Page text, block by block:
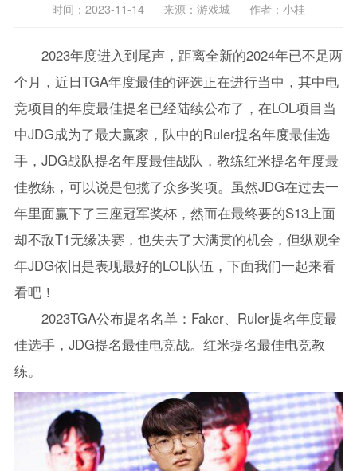
时间：2023-11-14 来源：游戏城 作者：小桂
2023年度进入到尾声，距离全新的2024年已不足两
个月，近日TGA年度最佳的评选正在进行当中，其中电
竞项目的年度最佳提名已经陆续公布了，在LOL项目当
中JDG成为了最大赢家，队中的Ruler提名年度最佳选
手，JDG战队提名年度最佳战队，教练红米提名年度最
佳教练，可以说是包揽了众多奖项。虽然JDG在过去一
年里面赢下了三座冠军奖杯，然而在最终要的S13上面
却不敌T1无缘决赛，也失去了大满贯的机会，但纵观全
年JDG依旧是表现最好的LOL队伍，下面我们一起来看
看吧！
2023TGA公布提名名单：Faker、Ruler提名年度最
佳选手，JDG提名最佳电竞战。红米提名最佳电竞教
练。